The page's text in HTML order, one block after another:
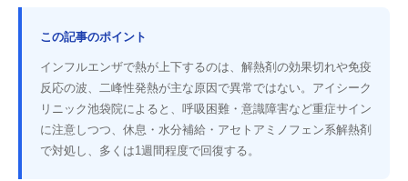
この記事のポイント
インフルエンザで熱が上下するのは、解熱剤の効果切れや免疫
反応の波、二峰性発熱が主な原因で異常ではない。アイシーク
リニック池袋院によると、呼吸困難・意識障害など重症サイン
に注意しつつ、休息・水分補給・アセトアミノフェン系解熱剤
で対処し、多くは1週間程度で回復する。
アクセス
採用情報
その他